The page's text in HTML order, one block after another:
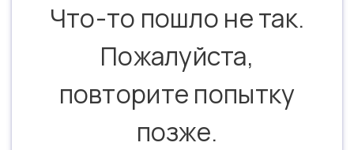
Что-то пошло не так.
Пожалуйста,
повторите попытку
позже.